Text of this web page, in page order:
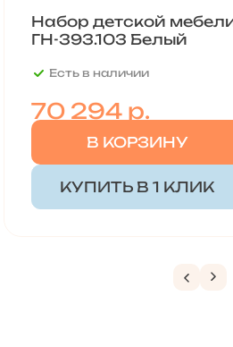
Набор детской
ГН-393.103 Белый
Есть в наличии
70 294р.
В КОРЗИНУ
КУПИТЬ В 1 КЛИК